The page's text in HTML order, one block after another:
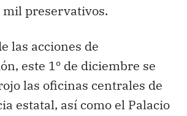
preservativos.
las acciones de
este 1º de diciembre se
las oficinas centrales de
estatal, así como el Palacio